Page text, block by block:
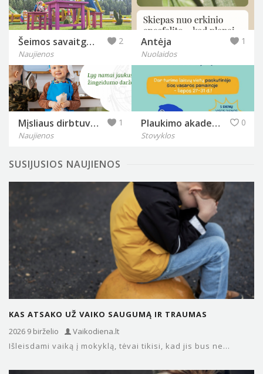
Šeimos savaitgalis Anykščiuose keičiasi: „Labi parkas“ pristato naujieną, kurios laukė lankytojai
Naujienos
2 Antėja
Nuolaidos
1
Mįsliaus dirbtuvės
Naujienos
1 Plaukimo akademija Banga
Stovyklos
0
SUSIJUSIOS NAUJIENOS
KAS ATSAKO UŽ VAIKO SAUGUMĄ IR TRAUMAS
MOKYKLOJE? SVARBI INFORMACIJA…
2026 9 birželio
Vaikodiena.lt
Išleisdami vaiką į mokyklą, tėvai tikisi, kad jis bus ne...